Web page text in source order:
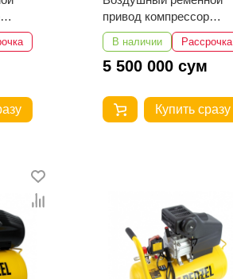
привод компрессор
DENZEL 58113
В наличии Рассрочка
5 500 000 сум
Купить сразу